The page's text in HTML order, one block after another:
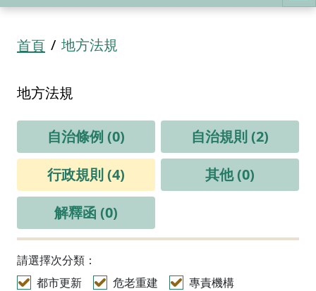
首頁 地方法規
地方法規
自治條例 (0)
自治規則 (2)
行政規則 (4)
其他 (0)
解釋函 (0)
請選擇次分類：
都市更新
危老重建 專責機構